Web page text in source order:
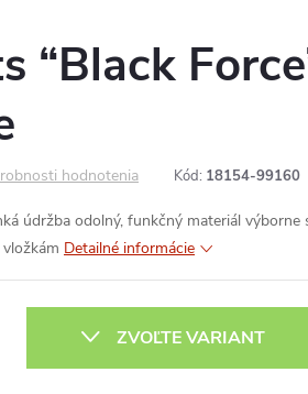
“Black
hodnotenia Kód: 18154-99160
údržba odolný, funkčný materiál výborne
Detailné informácie
ZVOĽTE VARIANT